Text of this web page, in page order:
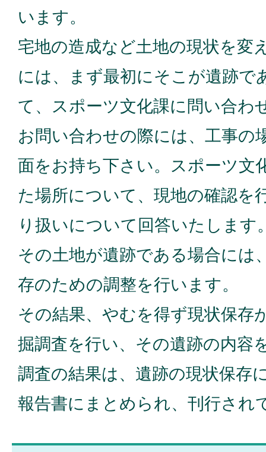
います。
宅地の造成など土地の現状を変
には、まず最初にそこが遺跡で
て、スポーツ文化課に問い合わ
お問い合わせの際には、工事の
面をお持ち下さい。スポーツ文
た場所について、現地の確認を
り扱いについて回答いたします
その土地が遺跡である場合には
存のための調整を行います。
その結果、やむを得ず現状保存
掘調査を行い、その遺跡の内容
調査の結果は、遺跡の現状保存
報告書にまとめられ、刊行され